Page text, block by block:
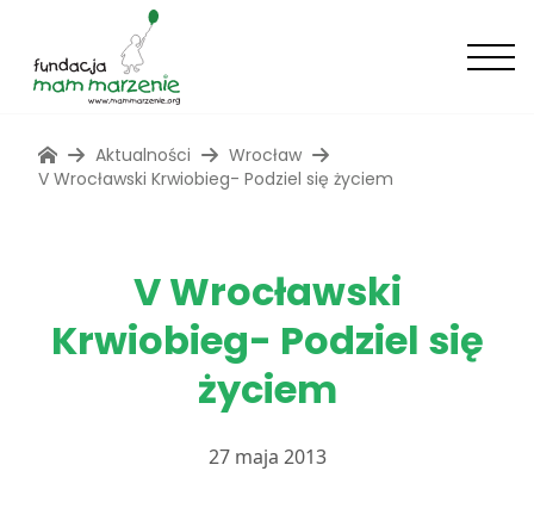
Aktualności
Wrocław
V Wrocławski Krwiobieg- Podziel się życiem
V Wrocławski
Krwiobieg- Podziel się
życiem
27 maja 2013